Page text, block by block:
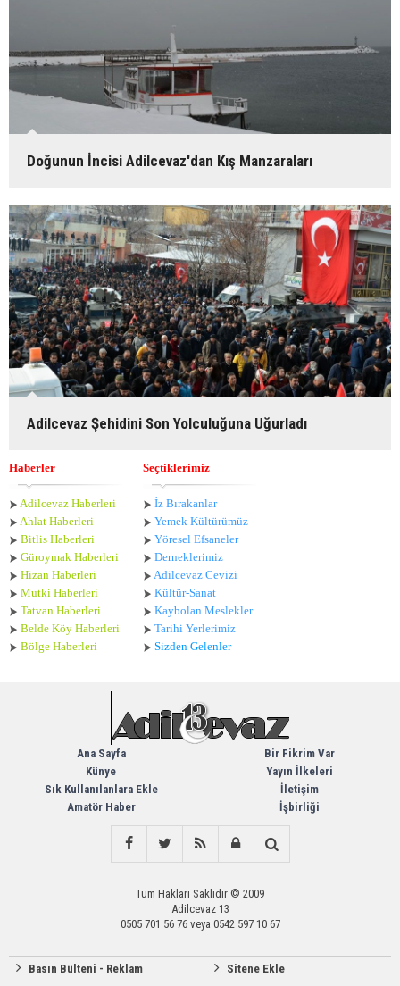
Doğunun İncisi Adilcevaz'dan Kış Manzaraları
Adilcevaz Şehidini Son Yolculuğuna Uğurladı
Haberler
Adilcevaz Haberleri
Ahlat Haberleri
Bitlis Haberleri
Güroymak Haberleri
Hizan Haberleri
Mutki Haberleri
Tatvan Haberleri
Belde Köy Haberleri
Bölge Haberleri
Seçtiklerimiz
İz Bırakanlar
Yemek Kültürümüz
Yöresel Efsaneler
Derneklerimiz
Adilcevaz Cevizi
Kültür-Sanat
Kaybolan Meslekler
Tarihi Yerlerimiz
Sizden Gelenler
Ana Sayfa
Künye
Sık Kullanılanlara Ekle
Amatör Haber
Bir Fikrim Var
Yayın İlkeleri
İletişim
İşbirliği
Tüm Hakları Saklıdır © 2009
Adilcevaz 13
0505 701 56 76 veya 0542 597 10 67
Basın Bülteni - Reklam
Sitene Ekle